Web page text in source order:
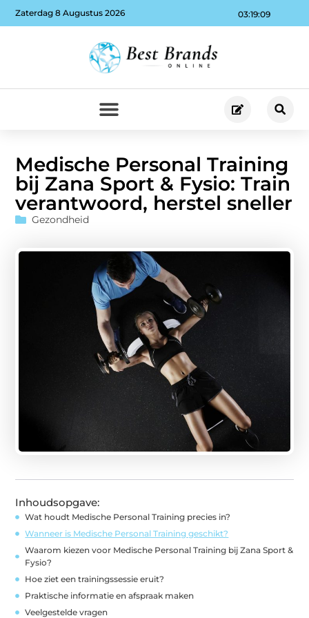
03:19:10
Zaterdag 8 Augustus 2026
Medische Personal Training
bij Zana Sport & Fysio: Train
verantwoord, herstel sneller
Gezondheid
Inhoudsopgave:
Wat houdt Medische Personal Training precies in?
Wanneer is Medische Personal Training geschikt?
Waarom kiezen voor Medische Personal Training bij Zana Sport &
Fysio?
Hoe ziet een trainingssessie eruit?
Praktische informatie en afspraak maken
Veelgestelde vragen